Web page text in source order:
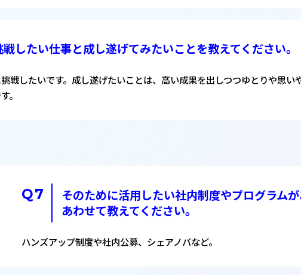
したい仕事と成し遂げてみたいことを教えてください。
戦したいです。成し遂げたいことは、高い成果を出しつつゆとりや思い
。
そのために活用したい社内制度やプログラム
あわせて教えてください。
ハンズアップ制度や社内公募、シェアノバなど。